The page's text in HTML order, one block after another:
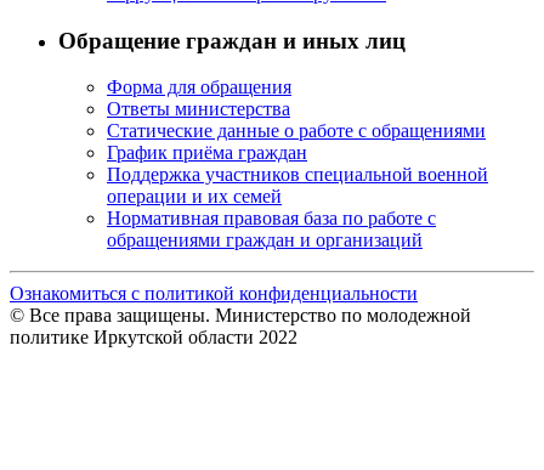
Обращение граждан и иных лиц
Форма для обращения
Ответы министерства
Статические данные о работе с обращениями
График приёма граждан
Поддержка участников специальной военной
операции и их семей
Нормативная правовая база по работе с
обращениями граждан и организаций
Ознакомиться с политикой конфиденциальности
© Все права защищены. Министерство по молодежной
политике Иркутской области 2022